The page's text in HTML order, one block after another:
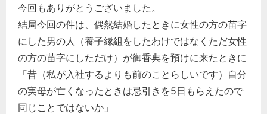
今回もありがとうございました。
結局今回の件は、偶然結婚したときに女性の方の苗字
にした男の人（養子縁組をしたわけではなくただ女性
の方の苗字にしただけ）が御香典を預けに来たときに
「昔（私が入社するよりも前のことらしいです）自分
の実母が亡くなったときは忌引きを5日もらえたので
同じことではないか」